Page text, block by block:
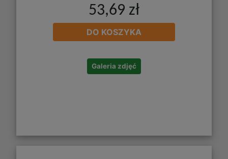
53,69 zł
DO KOSZYKA
Galeria zdjęć